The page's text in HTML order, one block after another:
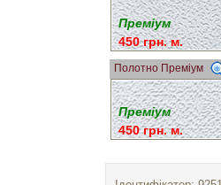
Преміум
450 грн. м.
Полотно Преміум
Преміум
450 грн. м.